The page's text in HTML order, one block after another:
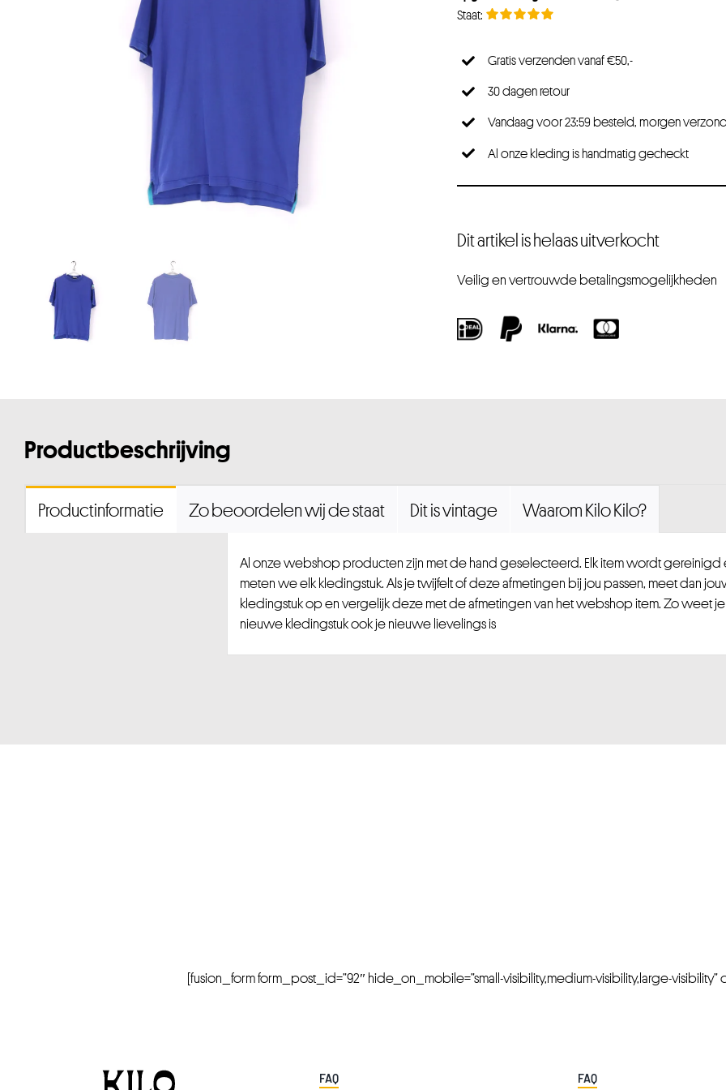
Gratis verzenden vanaf €50,-
30 dagen retour
Vandaag voor 23:59 besteld, morgen
Al onze kleding is handmatig gecheckt
Dit artikel is helaas uitverkocht
Veilig en vertrouwde betalingsmogelijkheden
Productbeschrijving
Productinformatie Zo beoordelen wij de staat Dit is vintage Waarom Kilo Kilo?
Al onze webshop producten zijn met de hand geselecteerd. Elk item wordt gereinigd
meten we elk kledingstuk. Als je twijfelt of deze afmetingen bij jou passen, meet dan
kledingstuk op en vergelijk deze met de afmetingen van het webshop item. Zo weet
nieuwe kledingstuk ook je nieuwe lievelings is
[fusion_form form_post_id=”92″ hide_on_mobile=”small-visibility,medium-visibility,large-visibility”
FAQ FAQ